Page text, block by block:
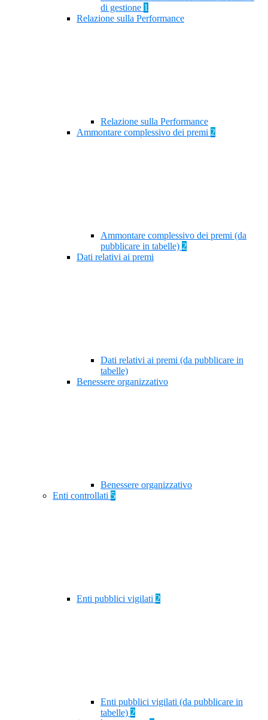
di gestione 1
Relazione sulla Performance
Relazione sulla Performance
Ammontare complessivo dei premi 2
Ammontare complessivo dei premi (da
pubblicare in tabelle) 2
Dati relativi ai premi
Dati relativi ai premi (da pubblicare in
tabelle)
Benessere organizzativo
Benessere organizzativo
Enti controllati 5
Enti pubblici vigilati 2
Enti pubblici vigilati (da pubblicare in
tabelle) 2